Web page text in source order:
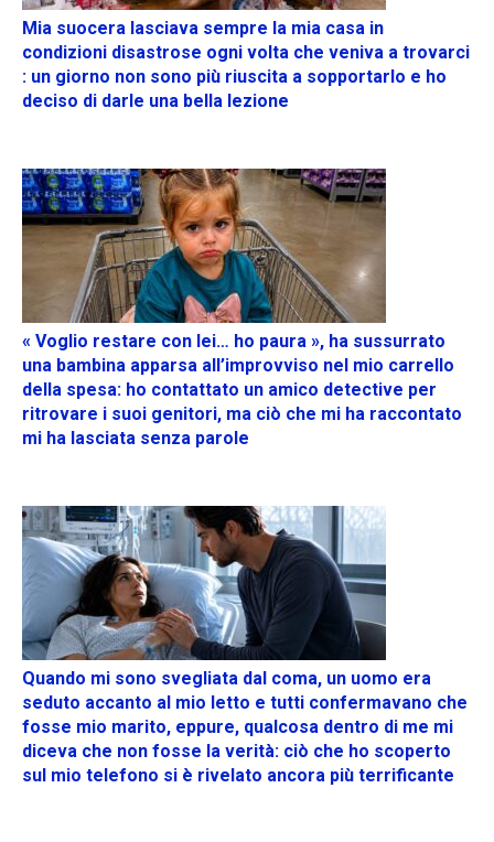
Mia suocera lasciava sempre la mia casa in
condizioni disastrose ogni volta che veniva a trovarci
: un giorno non sono più riuscita a sopportarlo e ho
deciso di darle una bella lezione
« Voglio restare con lei… ho paura », ha sussurrato
una bambina apparsa all’improvviso nel mio carrello
della spesa: ho contattato un amico detective per
ritrovare i suoi genitori, ma ciò che mi ha raccontato
mi ha lasciata senza parole
Quando mi sono svegliata dal coma, un uomo era
seduto accanto al mio letto e tutti confermavano che
fosse mio marito, eppure, qualcosa dentro di me mi
diceva che non fosse la verità: ciò che ho scoperto
sul mio telefono si è rivelato ancora più terrificante